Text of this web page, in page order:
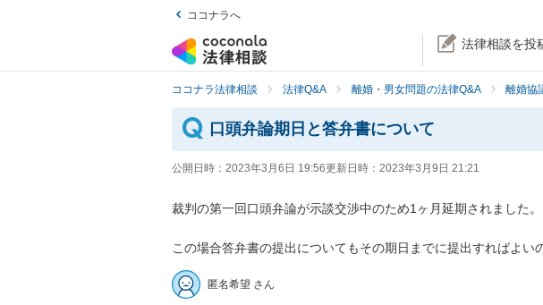
ココナラへ
法律相談を投
ココナラ法律相談 法律Q&A 離婚・男女問題の法律Q&A 離婚協
口頭弁論期日と答弁書について
公開日時： 2023年3月6日 19:56更新日時： 2023年3月9日 21:21
裁判の第一回口頭弁論が示談交渉中のため1ヶ月延期されました。
この場合答弁書の提出についてもその期日までに提出すればよい
匿名希望 さん